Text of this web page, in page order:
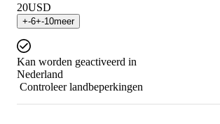
20USD
+-6+-10meer
Kan worden geactiveerd in
Nederland
Controleer landbeperkingen